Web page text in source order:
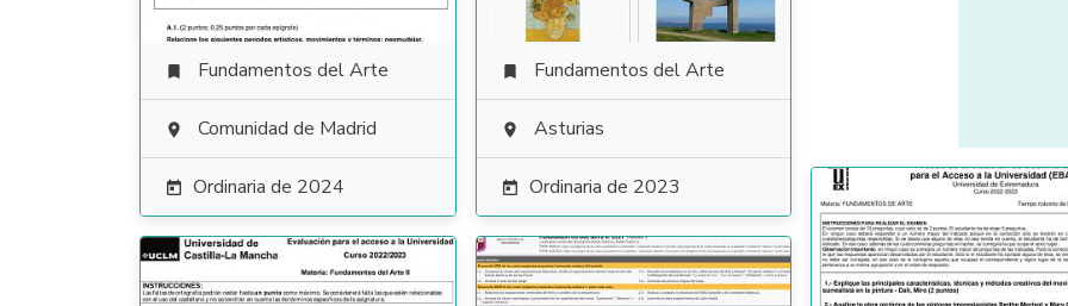
 Fundamentos del Arte
 Comunidad de Madrid
 Ordinaria de 2024
 Fundamentos del Arte
 Asturias
 Ordinaria de 2023